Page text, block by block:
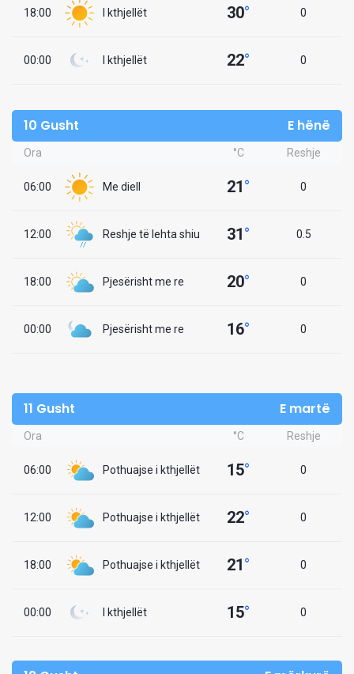
18:00 I kthjellët 30° 0
00:00 I kthjellët 22° 0
10 Gusht E hënë
Ora °C Reshje
06:00 Me diell 21° 0
12:00 Reshje të lehta shiu 31° 0.5
18:00 Pjesërisht me re 20° 0
00:00 Pjesërisht me re 16° 0
11 Gusht E martë
Ora °C Reshje
06:00 Pothuajse i kthjellët 15° 0
12:00 Pothuajse i kthjellët 22° 0
18:00 Pothuajse i kthjellët 21° 0
00:00 I kthjellët 15° 0